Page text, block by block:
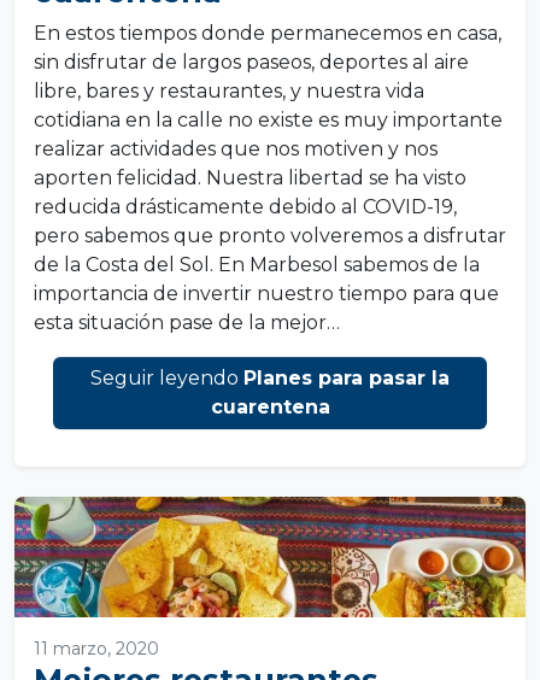
En estos tiempos donde permanecemos en casa,
sin disfrutar de largos paseos, deportes al aire
libre, bares y restaurantes, y nuestra vida
cotidiana en la calle no existe es muy importante
realizar actividades que nos motiven y nos
aporten felicidad. Nuestra libertad se ha visto
reducida drásticamente debido al COVID-19,
pero sabemos que pronto volveremos a disfrutar
de la Costa del Sol. En Marbesol sabemos de la
importancia de invertir nuestro tiempo para que
esta situación pase de la mejor…
Seguir leyendo Planes para pasar la
cuarentena
11 marzo, 2020